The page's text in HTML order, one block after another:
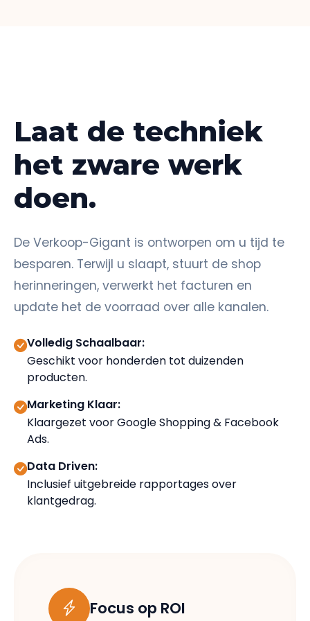
Laat de techniek
het zware werk
doen.
De Verkoop-Gigant is ontworpen om u tijd te
besparen. Terwijl u slaapt, stuurt de shop
herinneringen, verwerkt het facturen en
update het de voorraad over alle kanalen.
Volledig Schaalbaar:
Geschikt voor honderden tot duizenden
producten.
Marketing Klaar:
Klaargezet voor Google Shopping & Facebook
Ads.
Data Driven:
Inclusief uitgebreide rapportages over
klantgedrag.
Focus op ROI